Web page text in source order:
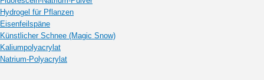
Hydrogel für Pflanzen
Eisenfeilspäne
Künstlicher Schnee (Magic Snow)
Kaliumpolyacrylat
Natrium-Polyacrylat